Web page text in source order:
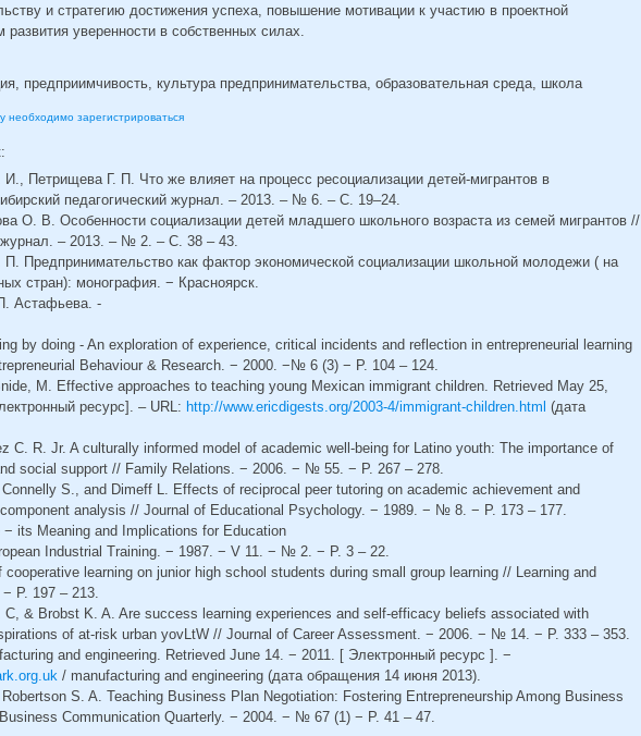
и стратегию достижения успеха, повышение мотивации к участию в проектной
развития уверенности в собственных силах.
предприимчивость, культура предпринимательства, образовательная среда, школа
необходимо зарегистрироваться
Петрищева Г. П. Что же влияет на процесс ресоциализации детей-мигрантов в
педагогический журнал. – 2013. – № 6. – С. 19–24.
О. В. Особенности социализации детей младшего школьного возраста из семей мигрантов //
журнал. – 2013. – № 2. – С. 38 – 43.
Предпринимательство как фактор экономической социализации школьной молодежи ( на
стран): монография. − Красноярск.
Астафьева. -
by doing - An exploration of experience, critical incidents and reflection in entrepreneurial learning
Behaviour & Research. − 2000. −№ 6 (3) − P. 104 – 124.
M. Effective approaches to teaching young Mexican immigrant children. Retrieved May 25,
ресурс]. – URL: http://www.ericdigests.org/2003-4/immigrant-children.html (дата
C. R. Jr. A culturally informed model of academic well-being for Latino youth: The importance of
social support // Family Relations. − 2006. − № 55. − P. 267 – 278.
S., and Dimeff L. Effects of reciprocal peer tutoring on academic achievement and
analysis // Journal of Educational Psychology. − 1989. − № 8. − P. 173 – 177.
its Meaning and Implications for Education
Industrial Training. − 1987. − V 11. − № 2. − P. 3 – 22.
learning on junior high school students during small group learning // Learning and
P. 197 – 213.
& Brobst K. A. Are success learning experiences and self-efficacy beliefs associated with
of at-risk urban yovLtW // Journal of Career Assessment. − 2006. − № 14. − P. 333 – 353.
and engineering. Retrieved June 14. − 2011. [ Электронный ресурс ]. −
/ manufacturing and engineering (дата обращения 14 июня 2013).
S. A. Teaching Business Plan Negotiation: Fostering Entrepreneurship Among Business
Communication Quarterly. − 2004. − № 67 (1) − P. 41 – 47.